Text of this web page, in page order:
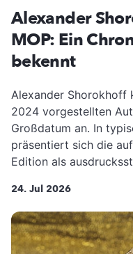
Alexander
MOP: Ein
bekennt
Alexander Shorokhoff
2024 vorgestellten
Großdatum an. In
präsentiert sich die
Edition als
24. Jul 2026